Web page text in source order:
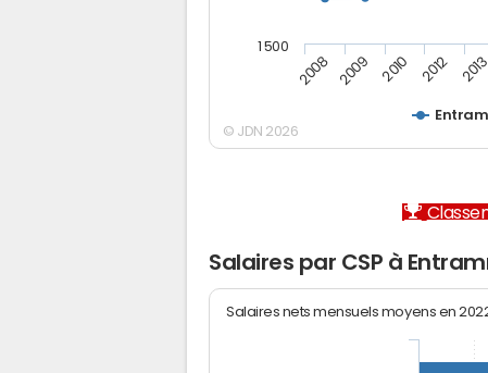
2008 2009 2010 2012 2013
1 500
© JDN 2026
Salaires par CSP à
Salaires nets mensuels moyens en